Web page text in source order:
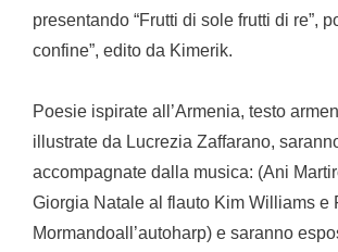
presentando “Frutti di sole frutti di re”,
confine”, edito da Kimerik.
Poesie ispirate all’Armenia, testo
illustrate da Lucrezia Zaffarano,
accompagnate dalla musica: (Ani
Giorgia Natale al flauto Kim Williams e
Mormandoall’autoharp) e saranno